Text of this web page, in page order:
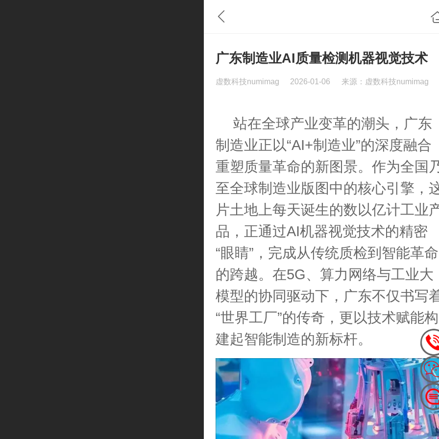
广东制造业AI质量检测机器视觉技术
虚数科技numimag 2026-01-06 来源：虚数科技numimag
站在全球产业变革的潮头，广东
制造业正以“AI+制造业”的深度融合
重塑质量革命的新图景。作为全国
至全球制造业版图中的核心引擎，
片土地上每天诞生的数以亿计工业
品，正通过AI机器视觉技术的精密
“眼睛”，完成从传统质检到智能革命
的跨越。在5G、算力网络与工业大
模型的协同驱动下，广东不仅书写
“世界工厂”的传奇，更以技术赋能构
建起智能制造的新标杆。